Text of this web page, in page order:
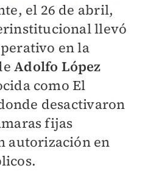
el 26 de abril,
llevó
en la
Adolfo López
como El
desactivaron
fijas
autorización en